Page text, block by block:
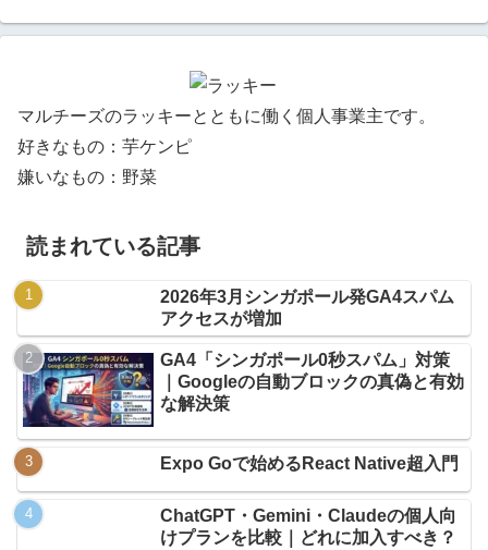
マルチーズのラッキーとともに働く個人事業主です。
好きなもの：芋ケンピ
嫌いなもの：野菜
読まれている記事
2026年3月シンガポール発GA4スパム
アクセスが増加
GA4「シンガポール0秒スパム」対策
｜Googleの自動ブロックの真偽と有効
な解決策
Expo Goで始めるReact Native超入門
ChatGPT・Gemini・Claudeの個人向
けプランを比較｜どれに加入すべき？